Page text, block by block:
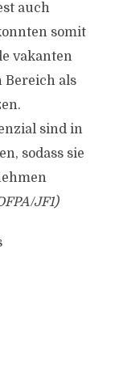
auch
somit
vakanten
Bereich als
sind in
sodass sie
JF1)